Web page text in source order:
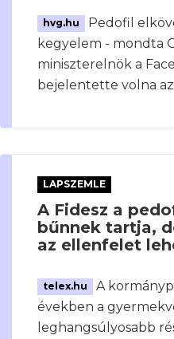
hvg.hu
Pedofil
kegyelem - mondta
miniszterelnök a
bejelentette volna
LAPSZEMLE
A Fidesz a
bűnnek tartja,
az ellenfelet
telex.hu
A
években a
leghangsúlyosabb